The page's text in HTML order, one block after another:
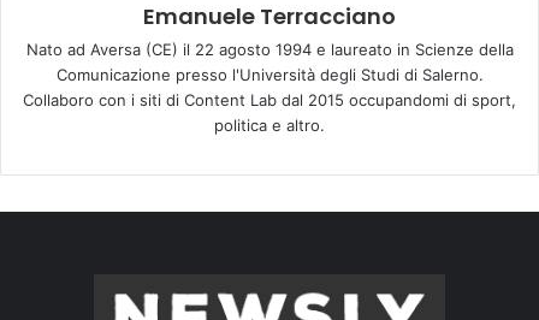
Emanuele Terracciano
Nato ad Aversa (CE) il 22 agosto 1994 e laureato in Scienze della
Comunicazione presso l'Università degli Studi di Salerno.
Collaboro con i siti di Content Lab dal 2015 occupandomi di sport,
politica e altro.